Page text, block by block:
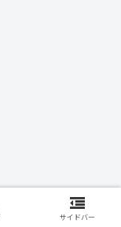
サイドバー